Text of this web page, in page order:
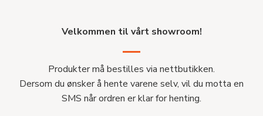
Velkommen til vårt showroom!
Produkter må bestilles via nettbutikken.
Dersom du ønsker å hente varene selv, vil du motta en
SMS når ordren er klar for henting.